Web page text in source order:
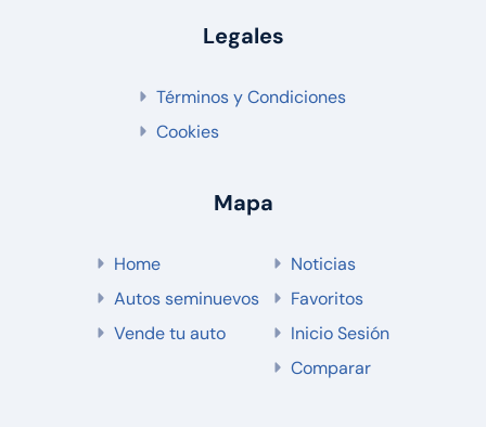
Legales
Términos y Condiciones
Cookies
Mapa
Home
Autos seminuevos
Vende tu auto
Noticias
Favoritos
Inicio Sesión
Comparar